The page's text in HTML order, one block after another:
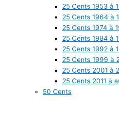
25 Cents 1953 à
25 Cents 1964 à
25 Cents 1974 à
25 Cents 1984 à
25 Cents 1992 à
25 Cents 1999 à
25 Cents 2001 à
25 Cents 2011 à
50 Cents